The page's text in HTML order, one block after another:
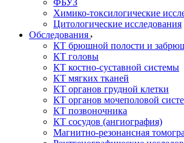
ФБУЗ
Химико-токсилогические
Цитологические исследования
Обследования
КТ брюшной полости и
КТ головы
КТ костно-суставной системы
КТ мягких тканей
КТ органов грудной клетки
КТ органов мочеполовой
КТ позвоночника
КТ сосудов (ангиография)
Магнитно-резонансная